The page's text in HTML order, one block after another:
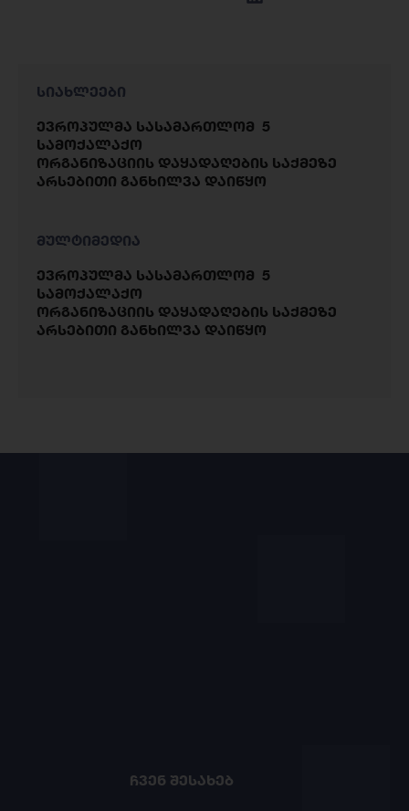
სიახლეები
ევროპულმა სასამართლომ 5
სამოქალაქო
ორგანიზაციის დაყადაღების საქმეზე
არსებითი განხილვა დაიწყო
მულტიმედია
ევროპულმა სასამართლომ 5
სამოქალაქო
ორგანიზაციის დაყადაღების საქმეზე
არსებითი განხილვა დაიწყო
ᲩᲕᲔᲜ ᲨᲔᲡᲐᲮᲔᲑ